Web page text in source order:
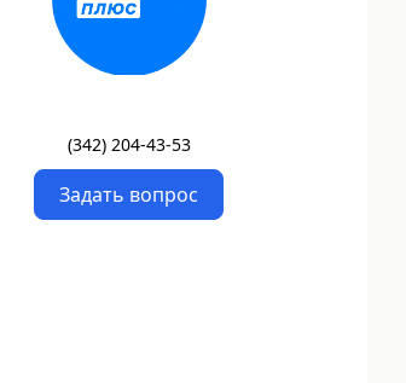
(342) 204-43-53
Задать вопрос